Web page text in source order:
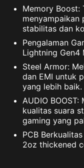
Memory Boost:
menyampaikan
stabilitas dan
Pengalaman
Lightning Gen4
Steel Armor:
dan EMI untuk
yang lebih baik.
AUDIO
kualitas suara
gaming yang
PCB
2oz thickened